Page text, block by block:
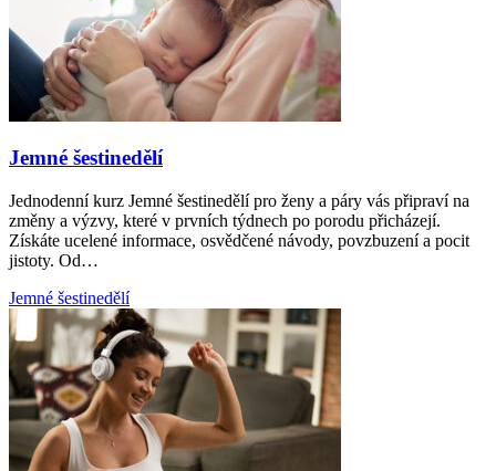
Jemné šestinedělí
Jednodenní kurz Jemné šestinedělí pro ženy a páry vás připraví na
změny a výzvy, které v prvních týdnech po porodu přicházejí.
Získáte ucelené informace, osvědčené návody, povzbuzení a pocit
jistoty. Od…
Jemné šestinedělí